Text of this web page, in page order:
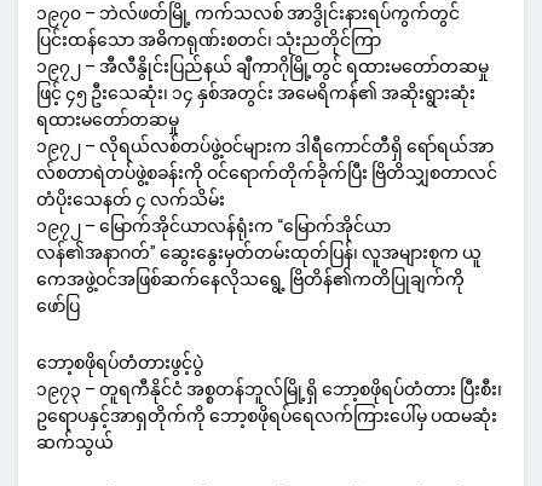
၁၉၇၀ – ဘဲလ်ဖတ်မြို့ ကက်သလစ် အာဒွိုင်းနားရပ်ကွက်တွင်
ပြင်းထန်သော အဓိကရုဏ်းစတင်၊ သုံးညတိုင်ကြာ
၁၉၇၂ – အီလီနွိုင်းပြည်နယ် ချီကာဂိုမြို့တွင် ရထားမတော်တဆမှု
ဖြင့် ၄၅ ဦးသေဆုံး၊ ၁၄ နှစ်အတွင်း အမေရိကန်၏ အဆိုးရွားဆုံး
ရထားမတော်တဆမှု
၁၉၇၂ – လိုရယ်လစ်တပ်ဖွဲ့ဝင်များက ဒါရီကောင်တီရှိ ရော်ရယ်အာ
လ်စတာရဲတပ်ဖွဲ့စခန်းကို ဝင်ရောက်တိုက်ခိုက်ပြီး ဗြိတိသျှစတာလင်
တံပိုးသေနတ် ၄ လက်သိမ်း
၁၉၇၂ – မြောက်အိုင်ယာလန်ရုံးက “မြောက်အိုင်ယာ
လန်၏အနာဂတ်” ဆွေးနွေးမှတ်တမ်းထုတ်ပြန်၊ လူအများစုက ယူ
ကေအဖွဲ့ဝင်အဖြစ်ဆက်နေလိုသရွေ့ ဗြိတိန်၏ကတိပြုချက်ကို
ဖော်ပြ
ဘော့စဖိုရပ်တံတားဖွင့်ပွဲ
၁၉၇၃ – တူရကီနိုင်ငံ အစ္စတန်ဘူလ်မြို့ရှိ ဘော့စဖိုရပ်တံတား ပြီးစီး၊
ဥရောပနှင့်အာရှတိုက်ကို ဘော့စဖိုရပ်ရေလက်ကြားပေါ်မှ ပထမဆုံး
ဆက်သွယ်